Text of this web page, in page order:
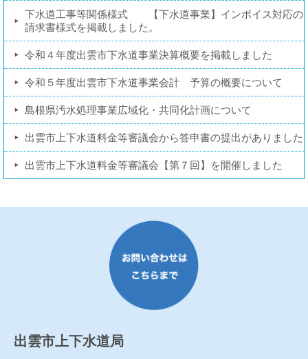
下水道工事等関係様式 【下水道事業】インボイス対応の
請求書様式を掲載しました。
令和４年度出雲市下水道事業決算概要を掲載しました
令和５年度出雲市下水道事業会計 予算の概要について
島根県汚水処理事業広域化・共同化計画について
出雲市上下水道料金等審議会から答申書の提出がありました
出雲市上下水道料金等審議会【第７回】を開催しました
出雲市上下水道局